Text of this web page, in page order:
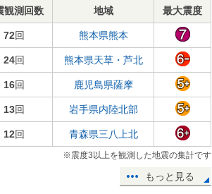
観測回数
地域
最大震度
72回 熊本県熊本
24回 熊本県天草・芦北
16回 鹿児島県薩摩
13回 岩手県内陸北部
12回 青森県三八上北
※震度3以上を観測した地震の集計です
もっと見る